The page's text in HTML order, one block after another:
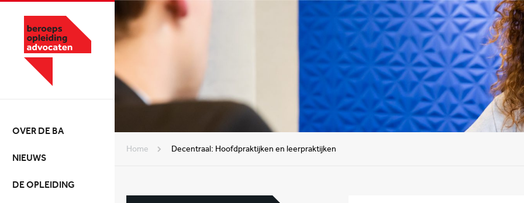
OVER DE BA
NIEUWS
DE OPLEIDING
Home Decentraal: Hoofdpraktijken en leerpraktijken